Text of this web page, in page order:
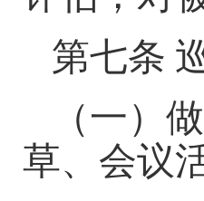
第七条
（一）
草、会议